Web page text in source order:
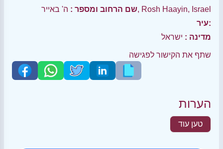
שם הרחוב ומספר :ה' באייר, Rosh Haayin, Israel
עיר:
מדינה : ישראל
שתף את הקישור לפגישה
הערות
טען עוד